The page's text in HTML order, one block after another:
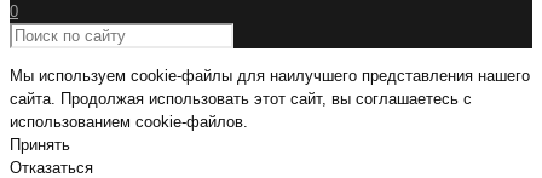
0
Мы используем cookie-файлы для наилучшего представления нашего
сайта. Продолжая использовать этот сайт, вы соглашаетесь с
использованием cookie-файлов.
Принять
Отказаться